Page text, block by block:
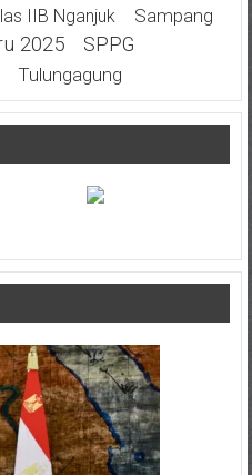
IIB Nganjuk
Sampang
2025
SPPG
Tulungagung